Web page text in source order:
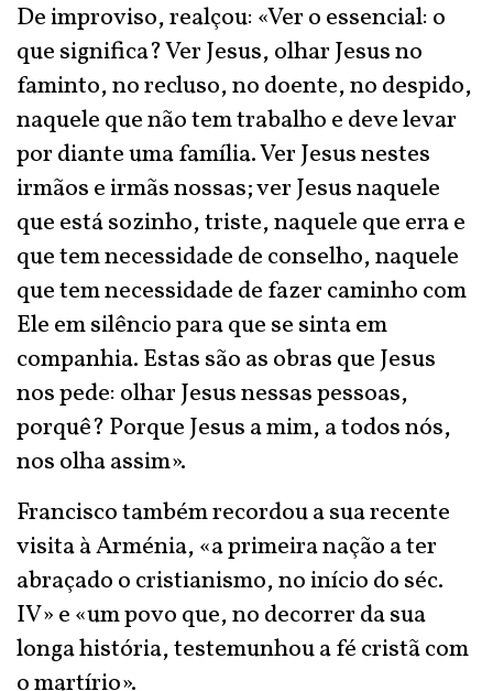
De improviso, realçou: «Ver o essencial: o
que significa? Ver Jesus, olhar Jesus no
faminto, no recluso, no doente, no despido,
naquele que não tem trabalho e deve levar
por diante uma família. Ver Jesus nestes
irmãos e irmãs nossas; ver Jesus naquele
que está sozinho, triste, naquele que erra e
que tem necessidade de conselho, naquele
que tem necessidade de fazer caminho com
Ele em silêncio para que se sinta em
companhia. Estas são as obras que Jesus
nos pede: olhar Jesus nessas pessoas,
porquê? Porque Jesus a mim, a todos nós,
nos olha assim».
Francisco também recordou a sua recente
visita à Arménia, «a primeira nação a ter
abraçado o cristianismo, no início do séc.
IV» e «um povo que, no decorrer da sua
longa história, testemunhou a fé cristã com
o martírio».